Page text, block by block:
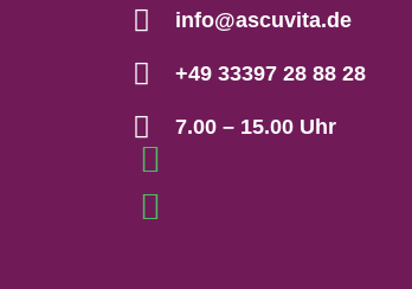
info@ascuvita.de
+49 33397 28 88 28
7.00 – 15.00 Uhr